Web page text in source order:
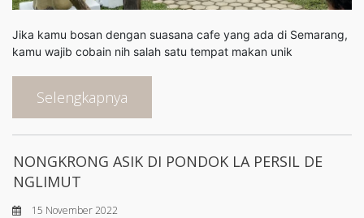
Jika kamu bosan dengan suasana cafe yang ada di Semarang,
kamu wajib cobain nih salah satu tempat makan unik
Selengkapnya
NONGKRONG ASIK DI PONDOK LA PERSIL DE
NGLIMUT
15 November 2022